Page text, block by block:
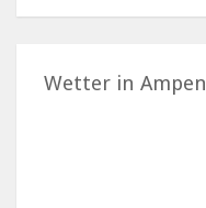
Wetter in Ampen